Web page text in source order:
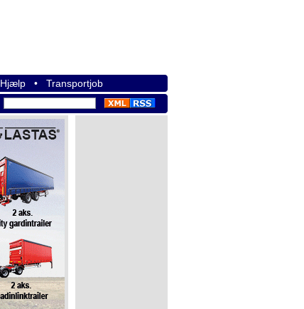
Hjælp • Transportjob